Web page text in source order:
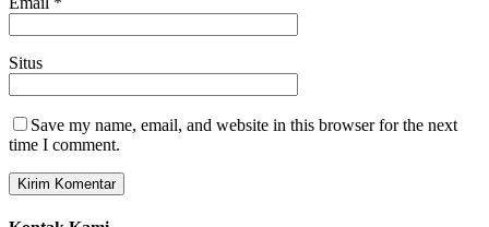
Situs
Save my name, email, and website in this browser for the next
time I comment.